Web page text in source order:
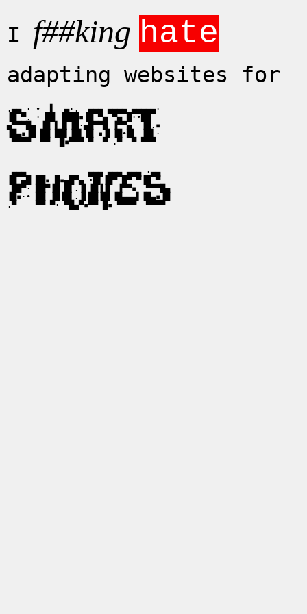
I f##king hate
adapting websites for
.▄▄ · •  ▌  ▄·.  ▄▄▄ ▄▄▄▄ ▄▄▄▄▄·
▐█ ▀. · ██ ▐███▪▐█ ▀▄ ▀▄ █·•██
▄▀▀▀█▄ ▐█ ▌▐▌▐█·▄█▀▀█ ▐▀▀▄  ▐█.▪
▐█▄▪▐█ ██ ██▌▐█▌▐█ ▪▐▌▐█•█▌ ▐█▌·
▀▀▀▀  ▀▀  █▪▀▀▀ ▀  ▀ .▀  ▀ ▀▀▀
▄▄▄             ▄▄▄ ▄▄▄ ▄▄▄ ·▄▄
▐█ ▄█ ██▪ █▪▄█▀▄ •█▌▐█▀ █▀ ▀▐█ ▀
██▀· ██▀▐█ █▌.▐▌▐█▐▐▌ ▐▀▀▪  ▀▀▀█▄
▐█▪·• ██ ▐█▐█▌.▐▌██▐█▌▐█▄▄▄▌▐█▄▪▐█
.▀    ▀▀ ▀· ▀█▄▀▪▀▀ █▪ ▀▀▀▀  ▀▀▀▀